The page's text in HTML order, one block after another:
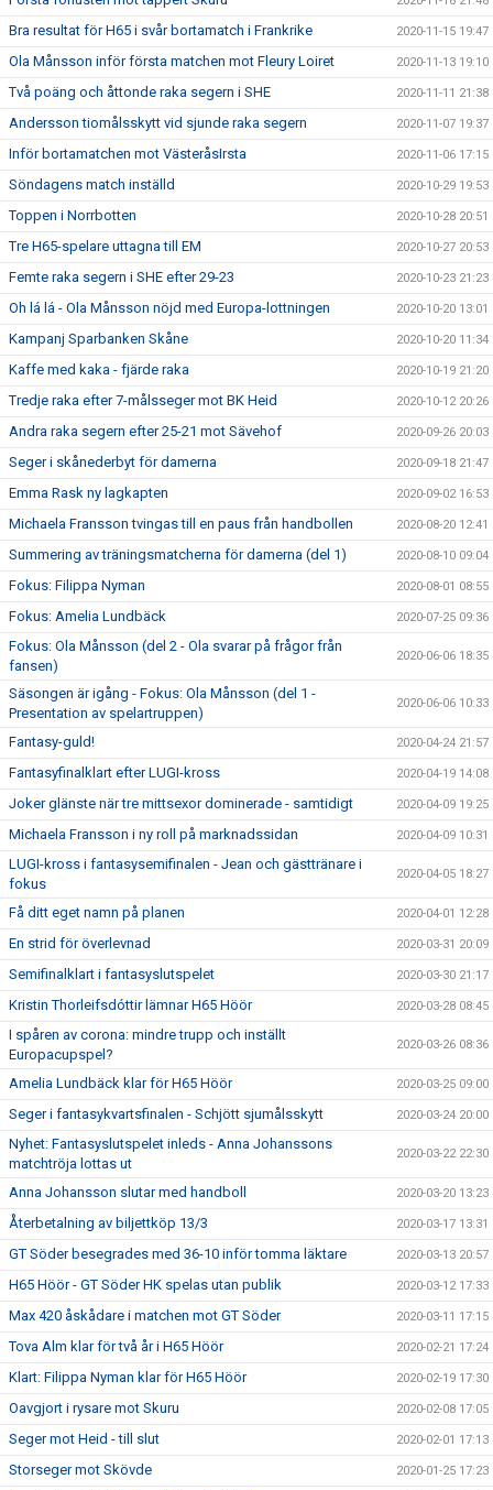
Bra resultat för H65 i svår bortamatch i Frankrike 2020-11-15 19:47
Ola Månsson inför första matchen mot Fleury Loiret 2020-11-13 19:10
Två poäng och åttonde raka segern i SHE 2020-11-11 21:38
Andersson tiomålsskytt vid sjunde raka segern 2020-11-07 19:37
Inför bortamatchen mot VästeråsIrsta 2020-11-06 17:15
Söndagens match inställd 2020-10-29 19:53
Toppen i Norrbotten 2020-10-28 20:51
Tre H65-spelare uttagna till EM 2020-10-27 20:53
Femte raka segern i SHE efter 29-23 2020-10-23 21:23
Oh lá lá - Ola Månsson nöjd med Europa-lottningen 2020-10-20 13:01
Kampanj Sparbanken Skåne 2020-10-20 11:34
Kaffe med kaka - fjärde raka 2020-10-19 21:20
Tredje raka efter 7-målsseger mot BK Heid 2020-10-12 20:26
Andra raka segern efter 25-21 mot Sävehof 2020-09-26 20:03
Seger i skånederbyt för damerna 2020-09-18 21:47
Emma Rask ny lagkapten 2020-09-02 16:53
Michaela Fransson tvingas till en paus från handbollen 2020-08-20 12:41
Summering av träningsmatcherna för damerna (del 1) 2020-08-10 09:04
Fokus: Filippa Nyman 2020-08-01 08:55
Fokus: Amelia Lundbäck 2020-07-25 09:36
Fokus: Ola Månsson (del 2 - Ola svarar på frågor från
fansen)
2020-06-06 18:35
Säsongen är igång - Fokus: Ola Månsson (del 1 -
Presentation av spelartruppen)
2020-06-06 10:33
Fantasy-guld! 2020-04-24 21:57
Fantasyfinalklart efter LUGI-kross 2020-04-19 14:08
Joker glänste när tre mittsexor dominerade - samtidigt 2020-04-09 19:25
Michaela Fransson i ny roll på marknadssidan 2020-04-09 10:31
LUGI-kross i fantasysemifinalen - Jean och gästtränare i
fokus
2020-04-05 18:27
Få ditt eget namn på planen 2020-04-01 12:28
En strid för överlevnad 2020-03-31 20:09
Semifinalklart i fantasyslutspelet 2020-03-30 21:17
Kristin Thorleifsdóttir lämnar H65 Höör 2020-03-28 08:45
I spåren av corona: mindre trupp och inställt
Europacupspel?
2020-03-26 08:36
Amelia Lundbäck klar för H65 Höör 2020-03-25 09:00
Seger i fantasykvartsfinalen - Schjött sjumålsskytt 2020-03-24 20:00
Nyhet: Fantasyslutspelet inleds - Anna Johanssons
matchtröja lottas ut
2020-03-22 22:30
Anna Johansson slutar med handboll 2020-03-20 13:23
Återbetalning av biljettköp 13/3 2020-03-17 13:31
GT Söder besegrades med 36-10 inför tomma läktare 2020-03-13 20:57
H65 Höör - GT Söder HK spelas utan publik 2020-03-12 17:33
Max 420 åskådare i matchen mot GT Söder 2020-03-11 17:15
Tova Alm klar för två år i H65 Höör 2020-02-21 17:24
Klart: Filippa Nyman klar för H65 Höör 2020-02-19 17:30
Oavgjort i rysare mot Skuru 2020-02-08 17:05
Seger mot Heid - till slut 2020-02-01 17:13
Storseger mot Skövde 2020-01-25 17:23